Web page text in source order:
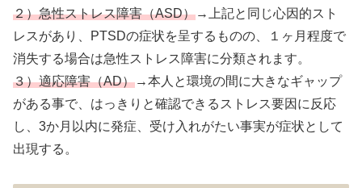
２）急性ストレス障害（ASD）→上記と同じ心因的スト
レスがあり、PTSDの症状を呈するものの、１ヶ月程度で
消失する場合は急性ストレス障害に分類されます。
３）適応障害（AD）→本人と環境の間に大きなギャップ
がある事で、はっきりと確認できるストレス要因に反応
し、3か月以内に発症、受け入れがたい事実が症状として
出現する。